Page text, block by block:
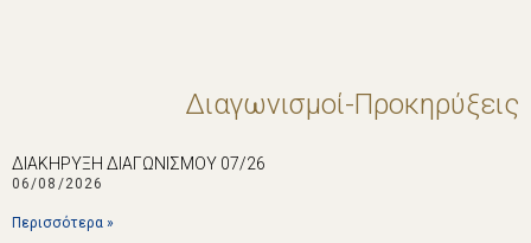
Διαγωνισμοί-Προκηρύξεις
ΔΙΑΚΗΡΥΞΗ ΔΙΑΓΩΝΙΣΜΟΥ 07/26
06/08/2026
Περισσότερα »